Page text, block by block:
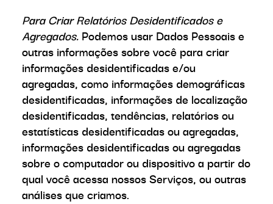
Para Criar Relatórios Desidentificados e
Agregados. Podemos usar Dados Pessoais e
outras informações sobre você para criar
informações desidentificadas e/ou
agregadas, como informações demográficas
desidentificadas, informações de localização
desidentificadas, tendências, relatórios ou
estatísticas desidentificadas ou agregadas,
informações desidentificadas ou agregadas
sobre o computador ou dispositivo a partir do
qual você acessa nossos Serviços, ou outras
análises que criamos.